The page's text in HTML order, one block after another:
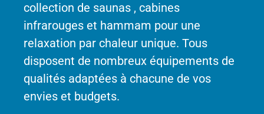
collection de saunas , cabines
infrarouges et hammam pour une
relaxation par chaleur unique. Tous
disposent de nombreux équipements de
qualités adaptées à chacune de vos
envies et budgets.